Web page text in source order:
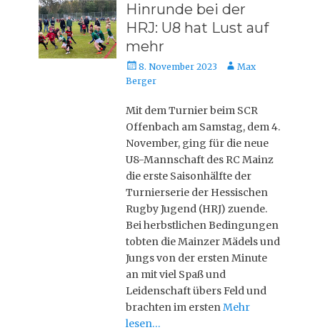
Hinrunde bei der
HRJ: U8 hat Lust auf
mehr
Posted
on
8. November 2023 AutorMax
Berger
Mit dem Turnier beim SCR
Offenbach am Samstag, dem 4.
November, ging für die neue
U8-Mannschaft des RC Mainz
die erste Saisonhälfte der
Turnierserie der Hessischen
Rugby Jugend (HRJ) zuende.
Bei herbstlichen Bedingungen
tobten die Mainzer Mädels und
Jungs von der ersten Minute
an mit viel Spaß und
Leidenschaft übers Feld und
brachten im erstenMehr
lesen…